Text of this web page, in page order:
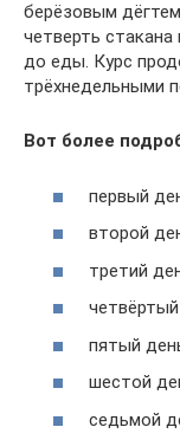
берёзовым
четверть
до еды. Курс
трёхнедельными
Вот более
первый
второй
третий
пятый
шестой
седьмой